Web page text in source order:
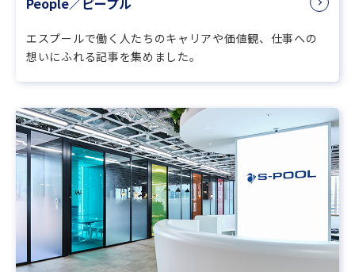
エスプールで働く人たちのキャリアや価値観、仕事への
想いにふれる記事を集めました。